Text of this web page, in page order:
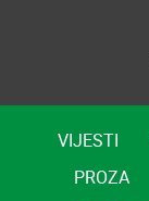
VIJESTI
PROZA